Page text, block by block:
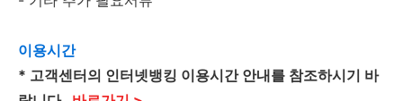
이용시간
* 고객센터의 인터넷뱅킹 이용시간 안내를 참조하시기 바